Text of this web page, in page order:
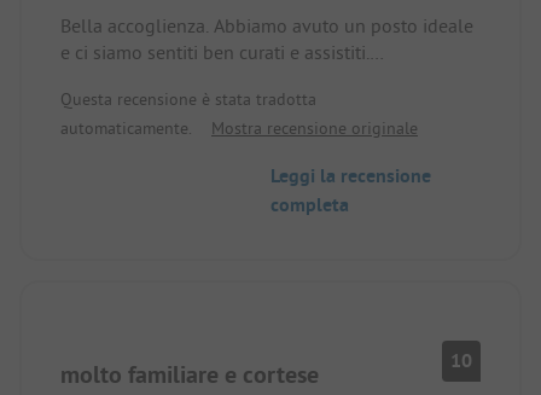
Bella accoglienza. Abbiamo avuto un posto ideale
e ci siamo sentiti ben curati e assistiti.
con la Ferrovia Retica.
Questa recensione è stata tradotta
automaticamente.
Mostra recensione originale
Leggi la recensione
completa
molto familiare e cortese 10